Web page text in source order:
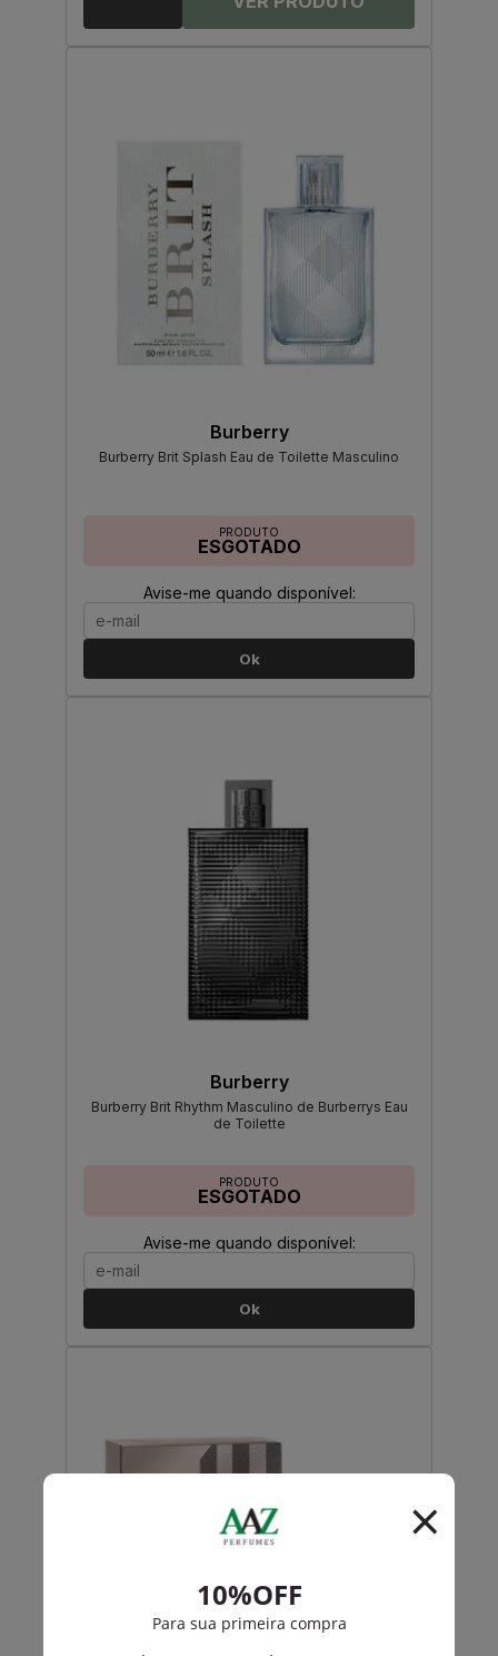
Burberry
Burberry Brit Splash Eau de Toilette Masculino
PRODUTO
ESGOTADO
Avise-me quando disponível:
Ok
Burberry
Burberry Brit Rhythm Masculino de Burberrys Eau
de Toilette
PRODUTO
ESGOTADO
Avise-me quando disponível:
Ok